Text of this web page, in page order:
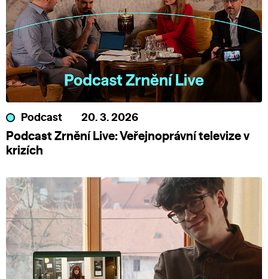
Podcast 20. 3. 2026
Podcast Zrnění Live: Veřejnoprávní televize v
krizích